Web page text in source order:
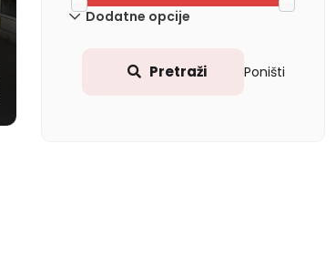
Dodatne opcije
Pretraži Poništi